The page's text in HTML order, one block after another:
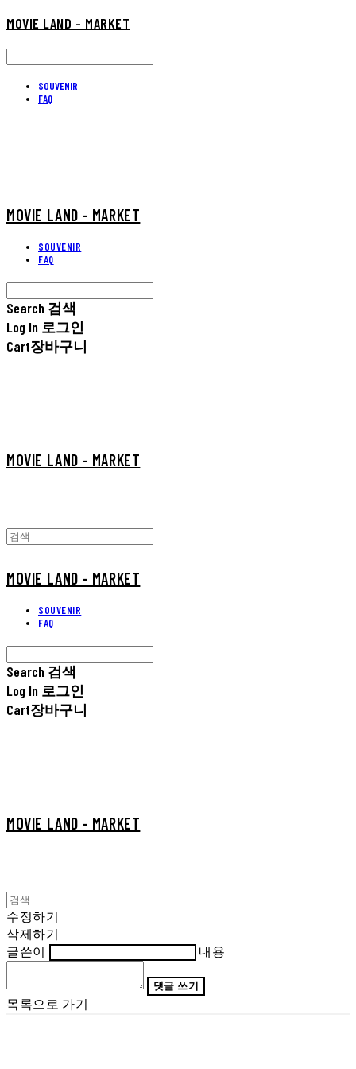
MOVIE LAND - MARKET
SOUVENIR
FAQ
MOVIE LAND - MARKET
SOUVENIR
FAQ
Search 검색
Log In 로그인
Cart장바구니
MOVIE LAND - MARKET
MOVIE LAND - MARKET
SOUVENIR
FAQ
Search 검색
Log In 로그인
Cart장바구니
MOVIE LAND - MARKET
수정하기
삭제하기
글쓴이
내용
댓글 쓰기
목록으로 가기